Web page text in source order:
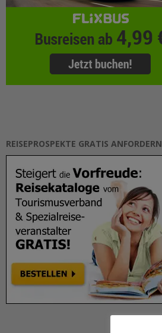
REISEPROSPEKTE GRATIS ANFORDERN